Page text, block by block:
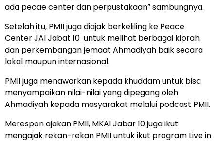
ada pecae center dan perpustakaan” sambungnya.
Setelah itu, PMII juga diajak berkeliling ke Peace
Center JAI Jabat 10 untuk melihat berbagai kiprah
dan perkembangan jemaat Ahmadiyah baik secara
lokal maupun internasional.
PMII juga menawarkan kepada khuddam untuk bisa
menyampaikan nilai-nilai yang dipegang oleh
Ahmadiyah kepada masyarakat melalui podcast PMII.
Merespon ajakan PMII, MKAI Jabar 10 juga ikut
mengajak rekan-rekan PMII untuk ikut program Live in